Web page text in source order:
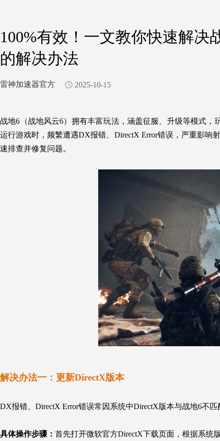
100%有效！一文教你快速解决
的解决办法
雷神加速器官方 2025-10-15
战地6（战地风云6）拥有丰富玩法，涵盖征服、升级等模式
运行游戏时，频繁遭遇DX报错、DirectX Error错误，严重影响
速排查并修复问题。
解决办法一：更新DirectX版本
DX报错、 DirectX Error错误常因系统中DirectX版本与战地6不匹
具体操作步骤： 首先打开微软官方DirectX下载页面，根据系统